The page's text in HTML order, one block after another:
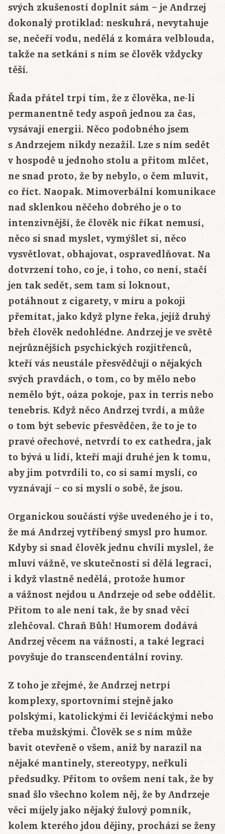
svých zkušeností doplnit sám – je Andrzej
dokonalý protiklad: neskuhrá, nevytahuje
se, nečeří vodu, nedělá z komára velblouda,
takže na setkání s ním se člověk vždycky
těší.
Řada přátel trpí tím, že z člověka, ne-li
permanentně tedy aspoň jednou za čas,
vysávají energii. Něco podobného jsem
s Andrzejem nikdy nezažil. Lze s ním sedět
v hospodě u jednoho stolu a přitom mlčet,
ne snad proto, že by nebylo, o čem mluvit,
co říct. Naopak. Mimoverbální komunikace
nad sklenkou něčeho dobrého je o to
intenzivnější, že člověk nic říkat nemusí,
něco si snad myslet, vymýšlet si, něco
vysvětlovat, obhajovat, ospravedlňovat. Na
dotvrzení toho, co je, i toho, co není, stačí
jen tak sedět, sem tam si loknout,
potáhnout z cigarety, v míru a pokoji
přemítat, jako když plyne řeka, jejíž druhý
břeh člověk nedohlédne. Andrzej je ve světě
nejrůznějších psychických rozjitřenců,
kteří vás neustále přesvědčují o nějakých
svých pravdách, o tom, co by mělo nebo
nemělo být, oáza pokoje, pax in terris nebo
tenebris. Když něco Andrzej tvrdí, a může
o tom být sebevíc přesvědčen, že to je to
pravé ořechové, netvrdí to ex cathedra, jak
to bývá u lidí, kteří mají druhé jen k tomu,
aby jim potvrdili to, co si sami myslí, co
vyznávají – co si myslí o sobě, že jsou.
Organickou součástí výše uvedeného je i to,
že má Andrzej vytříbený smysl pro humor.
Kdyby si snad člověk jednu chvíli myslel, že
mluví vážně, ve skutečnosti si dělá legraci,
i když vlastně nedělá, protože humor
a vážnost nejdou u Andrzeje od sebe oddělit.
Přitom to ale není tak, že by snad věci
zlehčoval. Chraň Bůh! Humorem dodává
Andrzej věcem na vážnosti, a také legraci
povyšuje do transcendentální roviny.
Z toho je zřejmé, že Andrzej netrpí
komplexy, sportovními stejně jako
polskými, katolickými či levičáckými nebo
třeba mužskými. Člověk se s ním může
bavit otevřeně o všem, aniž by narazil na
nějaké mantinely, stereotypy, neřkuli
předsudky. Přitom to ovšem není tak, že by
snad šlo všechno kolem něj, že by Andrzeje
věci míjely jako nějaký žulový pomník,
kolem kterého jdou dějiny, prochází se ženy